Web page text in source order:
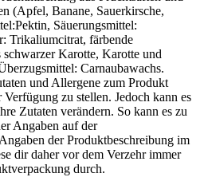
(Apfel, Banane, Sauerkirsche,
Säuerungsmittel:
Trikaliumcitrat, färbende
Karotte, Karotte und
Carnaubawachs.
und Allergene zum Produkt
zu stellen. Jedoch kann es
Zutaten verändern. So kann es zu
Angaben auf der
der Produktbeschreibung im
dir daher vor dem Verzehr immer
durch.